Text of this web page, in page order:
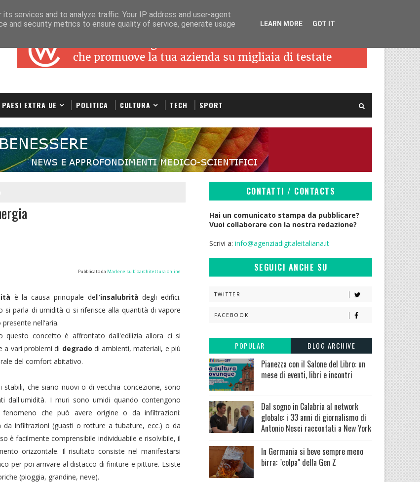
PAESI EXTRA UE POLITICA CULTURA TECH SPORT
Pubblicato da Marlene su bioarchitettura online
è la causa principale dell'insalubrità degli edifici.
si parla di umidità ci si riferisce alla quantità di vapore
presente nell'aria.
questo concetto è affrontato dall'edilizia allora ci si
a vari problemi di degrado di ambienti, materiali, e più
del comfort abitativo.
stabili, che siano nuovi o di vecchia concezione, sono
dall'umidità. I muri sono umidi quando contengono
fenomeno che può avere origine o da infiltrazioni:
da infiltrazioni (guasti o rotture a tubature, ecc.) o da
è facilmente comprensibile individuabile e risolvibile, il
orizzontale. Il risultato consiste nel manifestarsi
per poi arrivare al distacco di finiture e pitture. Esiste
(pioggia, grandine, neve).
CONTATTI / CONTACTS
Hai un comunicato stampa da pubblicare?
Vuoi collaborare con la nostra redazione?
Scrivi a: info@agenziadigitaleitaliana.it
SEGUICI ANCHE SU
TWITTER
FACEBOOK
POPULAR BLOG ARCHIVE
Pianezza con il Salone del Libro: un
mese di eventi, libri e incontri
Dal sogno in Calabria al network
globale: i 33 anni di giornalismo di
Antonio Nesci raccontati a New York
In Germania si beve sempre meno
birra: "colpa" della Gen Z
services and to analyze traffic. Your IP address and user-agent
and security metrics to ensure quality of service, generate usage
LEARN MORE GOT IT